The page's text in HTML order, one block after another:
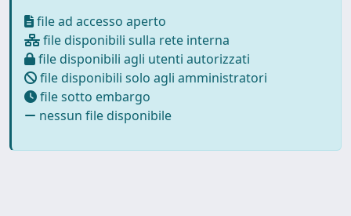
file ad accesso aperto
file disponibili sulla rete interna
file disponibili agli utenti autorizzati
file disponibili solo agli amministratori
file sotto embargo
nessun file disponibile